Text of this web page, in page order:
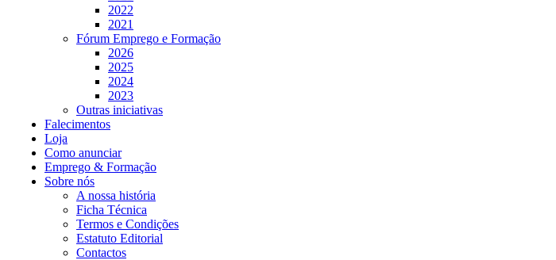
2022
2021
Fórum Emprego e Formação
2026
2025
2024
2023
Outras iniciativas
Falecimentos
Loja
Como anunciar
Emprego & Formação
Sobre nós
A nossa história
Ficha Técnica
Termos e Condições
Estatuto Editorial
Contactos